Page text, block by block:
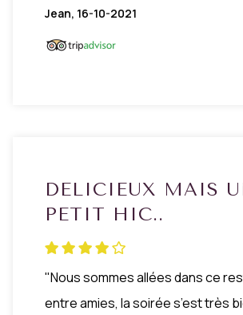
Jean, 16-10-2021
DELICIEUX MAIS
PETIT HIC..
"Nous sommes allées dans ce
entre amies, la soirée s’est très